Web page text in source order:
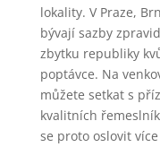
lokality. V Praze,
bývají sazby
zbytku republiky
poptávce. Na
můžete setkat s
kvalitních
se proto oslovit